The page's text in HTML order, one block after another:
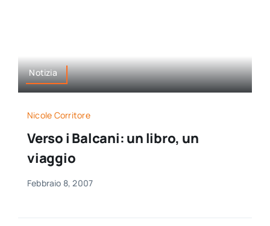
Notizia
Nicole Corritore
Verso i Balcani: un libro, un
viaggio
Febbraio 8, 2007